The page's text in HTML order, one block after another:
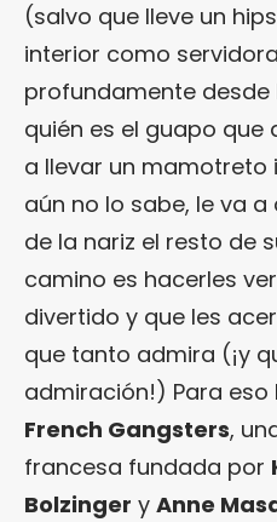
(salvo que lleve un
interior como
profundamente desde
quién es el guapo
a llevar un mamotreto
aún no lo sabe, le va
de la nariz el resto de
camino es hacerles
divertido y que les
que tanto admira (¡y
admiración!) Para eso
French Gangsters,
francesa fundada por
Bolzinger y Anne